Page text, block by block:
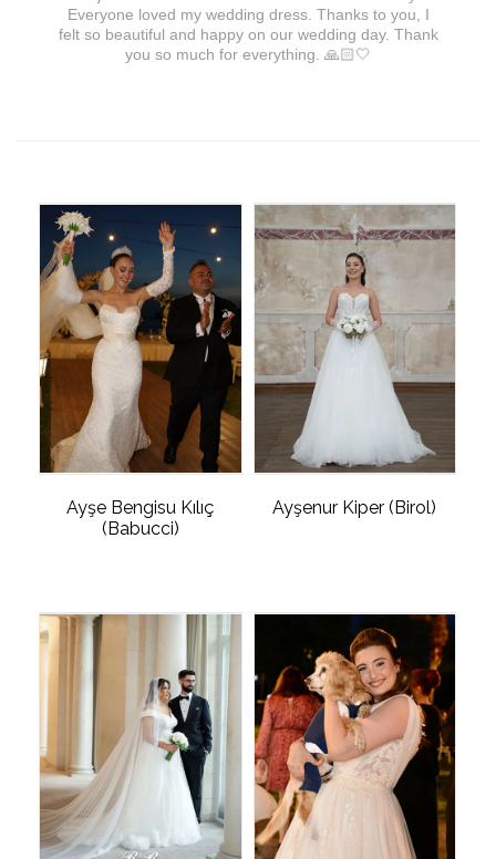
Everyone loved my wedding dress. Thanks to you, I
felt so beautiful and happy on our wedding day. Thank
you so much for everything. 🙏🏻🤍
Ayşe Bengisu Kılıç
(Babucci)
Ayşenur Kiper (Birol)